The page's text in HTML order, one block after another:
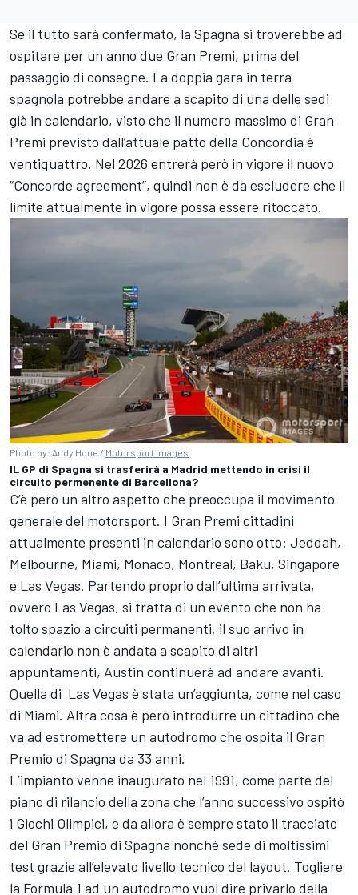
Se il tutto sarà confermato, la Spagna si troverebbe ad
ospitare per un anno due Gran Premi, prima del
passaggio di consegne. La doppia gara in terra
spagnola potrebbe andare a scapito di una delle sedi
già in calendario, visto che il numero massimo di Gran
Premi previsto dall’attuale patto della Concordia è
ventiquattro. Nel 2026 entrerà però in vigore il nuovo
“Concorde agreement”, quindi non è da escludere che il
limite attualmente in vigore possa essere ritoccato.
Photo by: Andy Hone / Motorsport Images
IL GP di Spagna si trasferirà a Madrid mettendo in crisi il
circuito permenente di Barcellona?
C’è però un altro aspetto che preoccupa il movimento
generale del motorsport. I Gran Premi cittadini
attualmente presenti in calendario sono otto: Jeddah,
Melbourne, Miami, Monaco, Montreal, Baku, Singapore
e Las Vegas. Partendo proprio dall’ultima arrivata,
ovvero Las Vegas, si tratta di un evento che non ha
tolto spazio a circuiti permanenti, il suo arrivo in
calendario non è andata a scapito di altri
appuntamenti, Austin continuerà ad andare avanti.
Quella di Las Vegas è stata un’aggiunta, come nel caso
di Miami. Altra cosa è però introdurre un cittadino che
va ad estromettere un autodromo che ospita il Gran
Premio di Spagna da 33 anni.
L’impianto venne inaugurato nel 1991, come parte del
piano di rilancio della zona che l’anno successivo ospitò
i Giochi Olimpici, e da allora è sempre stato il tracciato
del Gran Premio di Spagna nonché sede di moltissimi
test grazie all’elevato livello tecnico del layout. Togliere
la Formula 1 ad un autodromo vuol dire privarlo della